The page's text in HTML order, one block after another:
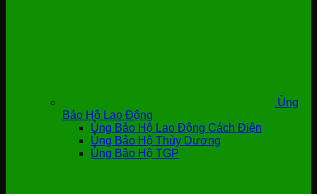
Ủng
Bảo Hộ Lao Động
Ủng Bảo Hộ Lao Động Cách Điện
Ủng Bảo Hộ Thùy Dương
Ủng Bảo Hộ TGP